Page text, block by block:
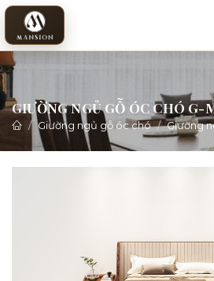
GIƯỜNG NGỦ GỖ ÓC CHÓ G-
Giường ngủ gỗ óc chó Giường